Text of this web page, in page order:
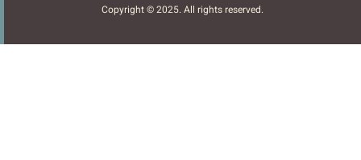
Copyright © 2025. All rights reserved.